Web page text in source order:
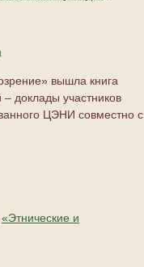
вышла книга
– доклады участников
ЦЭНИ совместно с
«Этнические и